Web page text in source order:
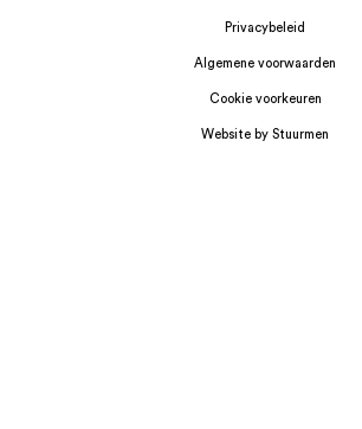
Privacybeleid
Algemene voorwaarden
Cookie voorkeuren
Website by Stuurmen